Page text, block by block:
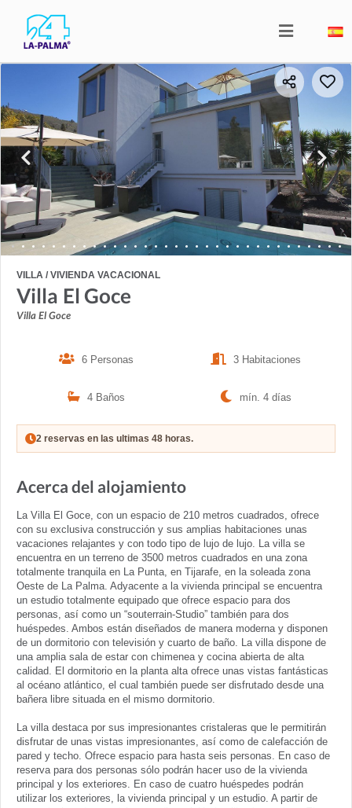
VILLA / VIVIENDA VACACIONAL
Villa El Goce
Villa El Goce
6 Personas 3 Habitaciones
4 Baños mín. 4 días
2 reservas en las ultimas 48 horas.
Acerca del alojamiento
La Villa El Goce, con un espacio de 210 metros cuadrados, ofrece
con su exclusiva construcción y sus amplias habitaciones unas
vacaciones relajantes y con todo tipo de lujo de lujo. La villa se
encuentra en un terreno de 3500 metros cuadrados en una zona
totalmente tranquila en La Punta, en Tijarafe, en la soleada zona
Oeste de La Palma. Adyacente a la vivienda principal se encuentra
un estudio totalmente equipado que ofrece espacio para dos
personas, así como un “souterrain-Studio” también para dos
huéspedes. Ambos están diseñados de manera moderna y disponen
de un dormitorio con televisión y cuarto de baño. La villa dispone de
una amplia sala de estar con chimenea y cocina abierta de alta
calidad. El dormitorio en la planta alta ofrece unas vistas fantásticas
al océano atlántico, el cual también puede ser disfrutado desde una
bañera libre situada en el mismo dormitorio.
La villa destaca por sus impresionantes cristaleras que le permitirán
disfrutar de unas vistas impresionantes, así como de calefacción de
pared y techo. Ofrece espacio para hasta seis personas. En caso de
reserva para dos personas sólo podrán hacer uso de la vivienda
principal y los exteriores. En caso de cuatro huéspedes podrán
utilizar los exteriores, la vivienda principal y un estudio. A partir de